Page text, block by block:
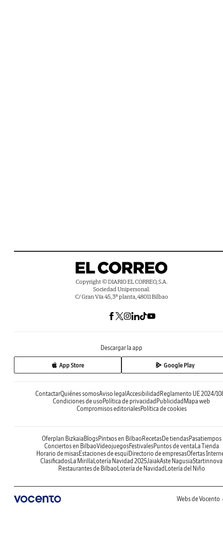
Copyright © DIARIO EL CORREO, S.A.
Sociedad Unipersonal.
C/ Gran Vía 45, 3ª planta, 48011 Bilbao
Descargar la app
App Store Google Play
ContactarQuiénes somosAviso legal Accesibilidad Reglamento UE 2024/
Condiciones de uso Política de privacidad Publicidad Mapa web
Compromisos editorialesPolítica de cookies
Oferplan Bizkaia BlogsPintxos en Bilbao RecetasDe tiendasPasatiempos
Conciertos en BilbaoVideojuegosFestivalesPuntos de venta La Tienda
Horario de misasEstaciones de esquíDirectorio de empresasOfertas
ClasificadosLa Mirilla Lotería Navidad 2025JaiakAste NagusiaStartinnova
Restaurantes de Bilbao Lotería de Navidad Lotería del Niño
Webs de Vocento